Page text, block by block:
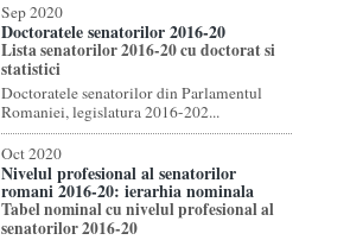
Sep 2020
Doctoratele senatorilor 2016-20
Lista senatorilor 2016-20 cu doctorat si
statistici
Doctoratele senatorilor din Parlamentul
Romaniei, legislatura 2016-202...
Oct 2020
Nivelul profesional al senatorilor
romani 2016-20: ierarhia nominala
Tabel nominal cu nivelul profesional al
senatorilor 2016-20